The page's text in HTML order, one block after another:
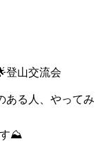
登山交流会
ある人、やってみ
す⛰️